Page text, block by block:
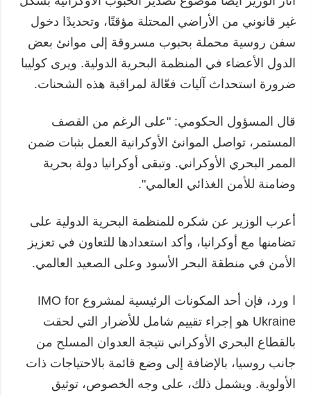
غير قانوني من الأراضي المحتلة مؤقتًا، وتحديدًا دخول
سفن روسية محملة بحبوب مسروقة إلى موانئ بعض
الدول الأعضاء في المنظمة البحرية الدولية. ويرى كوليبا
ضرورة استحداث آليات فعّالة لمراقبة هذه الشحنات.
قال المسؤول الحكومي: "على الرغم من القصف
المستمر، تواصل الموانئ الأوكرانية العمل بثبات ضمن
الممر البحري الأوكراني. وتبقى أوكرانيا دولة بحرية
وضامنة للأمن الغذائي العالمي".
أعرب الوزير عن شكره للمنظمة البحرية الدولية على
تضامنها مع أوكرانيا، وأكد استعدادها للتعاون في تعزيز
الأمن في منطقة البحر الأسود وعلى الصعيد العالمي.
ا ورد، فإن أحد المكونات الرئيسية لمشروع IMO for
Ukraine هو إجراء تقييم شامل للأضرار التي لحقت
بالقطاع البحري الأوكراني نتيجة العدوان المسلح من
جانب روسيا، بالإضافة إلى وضع قائمة بالاحتياجات ذات
الأولوية. ويشمل ذلك، على وجه الخصوص، توثيق